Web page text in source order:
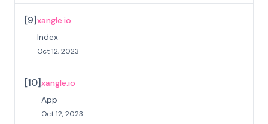
[9]xangle.io
Index
Oct 12, 2023
[10]xangle.io
App
Oct 12, 2023